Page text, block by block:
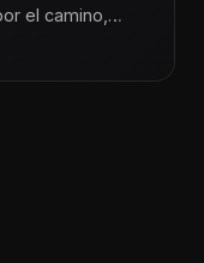
el camino,